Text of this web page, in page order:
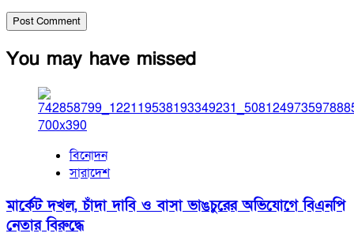
You may have missed
বিনোদন
সারাদেশ
মার্কেট দখল, চাঁদা দাবি ও বাসা ভাঙচুরের অভিযোগে বিএনপি
নেতার বিরুদ্ধে